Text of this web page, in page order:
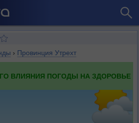
› Провинция Утрехт
ВЛИЯНИЯ ПОГОДЫ НА ЗДОРОВЬЕ